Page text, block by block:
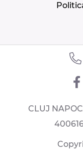
CLUJ